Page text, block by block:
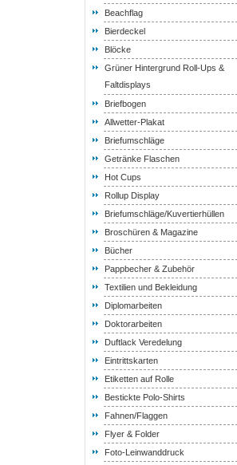
Beachflag
Bierdeckel
Blöcke
Grüner Hintergrund Roll-Ups &
Faltdisplays
Briefbogen
Allwetter-Plakat
Briefumschläge
Getränke Flaschen
Hot Cups
Rollup Display
Briefumschläge/Kuvertierhüllen
Broschüren & Magazine
Bücher
Pappbecher & Zubehör
Textilien und Bekleidung
Diplomarbeiten
Doktorarbeiten
Duftlack Veredelung
Eintrittskarten
Etiketten auf Rolle
Bestickte Polo-Shirts
Fahnen/Flaggen
Flyer & Folder
Foto-Leinwanddruck